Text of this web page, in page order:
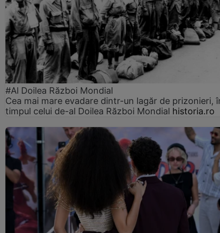
#Al Doilea Război Mondial
Cea mai mare evadare dintr-un lagăr de prizonieri,
timpul celui de-al Doilea Război Mondial historia.ro